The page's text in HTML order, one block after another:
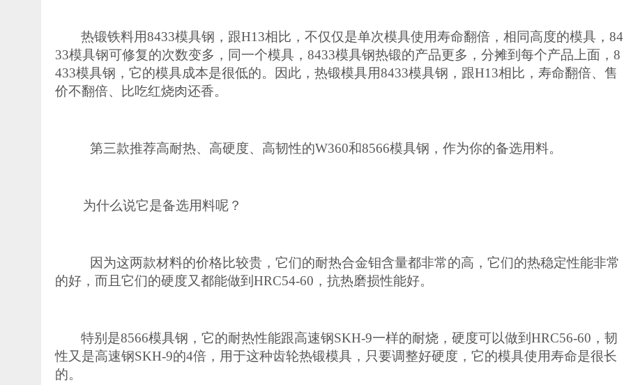
热锻铁料用8433模具钢 ， 跟H13相比，不仅仅是单次模具使用寿命翻倍，相同高度的模具，84
33模具钢可修复的次数变多，同一个模具， 8433模具钢热锻的产品更多，分摊到每个产品上面， 8
433模具钢，它的模具成本是很低的。因此，热锻模具用8433模具钢， 跟H13相比 ， 寿命翻倍、售
价不翻倍、
比吃红烧肉还香。
第三款推荐高耐热、高硬度、高韧性的W360和8566模具钢 ， 作为你的备选用料。
为什么说它是备选用料呢？
因为这两款材料的价格比较贵，它们的耐热合金钼含量都非常的高，它们的热稳定性能非常
的好，而且它们的硬度又都能做到 HRC54-60，抗热磨损性能好。
特别是8566模具钢，它的耐热性能跟高速钢SKH-9一样的耐烧，硬度可以做到HRC56-60，韧
性又是高速钢SKH-9的4倍，用于这种齿轮热锻模具，只要调整好硬度，它的模具使用寿命是很长
的。